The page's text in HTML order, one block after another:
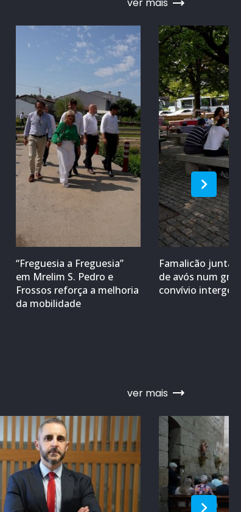
“Freguesia a Freguesia”
em Mrelim S. Pedro e
Frossos reforça a melhoria
da mobilidade
Famalicão junta
de avós num
convívio
ver mais